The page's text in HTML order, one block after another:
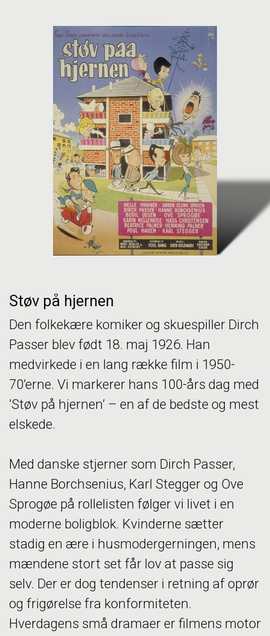
Støv på hjernen
Den folkekære komiker og skuespiller Dirch
Passer blev født 18. maj 1926. Han
medvirkede i en lang række film i 1950-
70’erne. Vi markerer hans 100-års dag med
’Støv på hjernen’ – en af de bedste og mest
elskede.
Med danske stjerner som Dirch Passer,
Hanne Borchsenius, Karl Stegger og Ove
Sprogøe på rollelisten følger vi livet i en
moderne boligblok. Kvinderne sætter
stadig en ære i husmodergerningen, mens
mændene stort set får lov at passe sig
selv. Der er dog tendenser i retning af oprør
og frigørelse fra konformiteten.
Hverdagens små dramaer er filmens motor